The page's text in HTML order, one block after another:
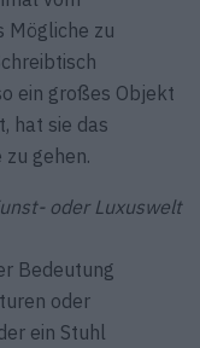
Mögliche zu
ein großes Objekt
hat sie das
gehen.
oder Luxuswelt
Bedeutung
oder
ein Stuhl